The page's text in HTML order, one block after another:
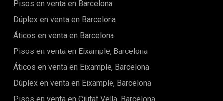
una atmósfera cálida y acogedora que invita a relajarse.En
la planta inferior, descubrirás tres habitaciones de gran
habitaciones cuentan con vestidores y baños ensuite,
garantizando privacidad y comodidad. Además, un área de
salón y un tercer baño completan esta planta,
proporcionando un amplio espacio para el ocio y el
por una amplia sala de estar, un elegante comedor y una
Pisos en venta en Barcelona
Dúplex en venta en Barcelona
Áticos en venta en Barcelona
Pisos en venta en Eixample, Barcelona
Áticos en venta en Eixample, Barcelona
Dúplex en venta en Eixample, Barcelona
Pisos en venta en Ciutat Vella, Barcelona